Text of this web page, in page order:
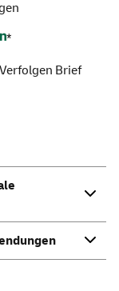
*
Brief